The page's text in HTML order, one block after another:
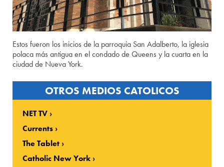
Estos fueron los inicios de la parroquia San Adalberto, la iglesia
polaca más antigua en el condado de Queens y la cuarta en la
ciudad de Nueva York.
OTROS MEDIOS CATOLICOS
NET TV
Currents
The Tablet
Catholic New York